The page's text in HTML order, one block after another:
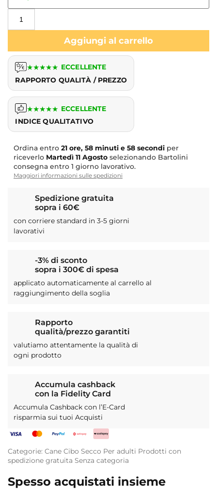
Aggiungi al carrello
★★★★★ ECCELLENTE
RAPPORTO QUALITÀ / PREZZO
★★★★★ ECCELLENTE
INDICE QUALITATIVO
Ordina entro 21 ore, 58 minuti e 57 secondi per
riceverlo Martedì 11 Agosto selezionando Bartolini
consegna entro 1 giorno lavorativo.
Maggiori informazioni sulle spedizioni
Spedizione gratuita
sopra i 60€
con corriere standard in 3-5 giorni
lavorativi
-3% di sconto
sopra i 300€ di spesa
applicato automaticamente al carrello al
raggiungimento della soglia
Rapporto
qualità/prezzo garantiti
valutiamo attentamente la qualità di
ogni prodotto
Accumula cashback
con la Fidelity Card
Accumula Cashback con l’E-Card
risparmia sui tuoi Acquisti
Categorie: Cane Cibo Secco Per adulti Prodotti con
spedizione gratuita Senza categoria
Spesso acquistati insieme